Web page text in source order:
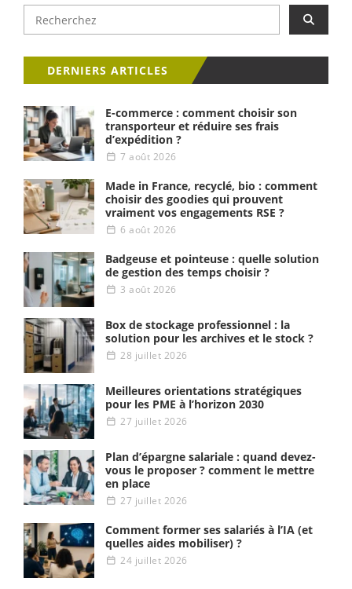
DERNIERS ARTICLES
E-commerce : comment choisir son
transporteur et réduire ses frais
d’expédition ?
7 août 2026
Made in France, recyclé, bio : comment
choisir des goodies qui prouvent
vraiment vos engagements RSE ?
6 août 2026
Badgeuse et pointeuse : quelle solution
de gestion des temps choisir ?
3 août 2026
Box de stockage professionnel : la
solution pour les archives et le stock ?
28 juillet 2026
Meilleures orientations stratégiques
pour les PME à l’horizon 2030
27 juillet 2026
Plan d’épargne salariale : quand devez-
vous le proposer ? comment le mettre
en place
27 juillet 2026
Comment former ses salariés à l’IA (et
quelles aides mobiliser) ?
24 juillet 2026